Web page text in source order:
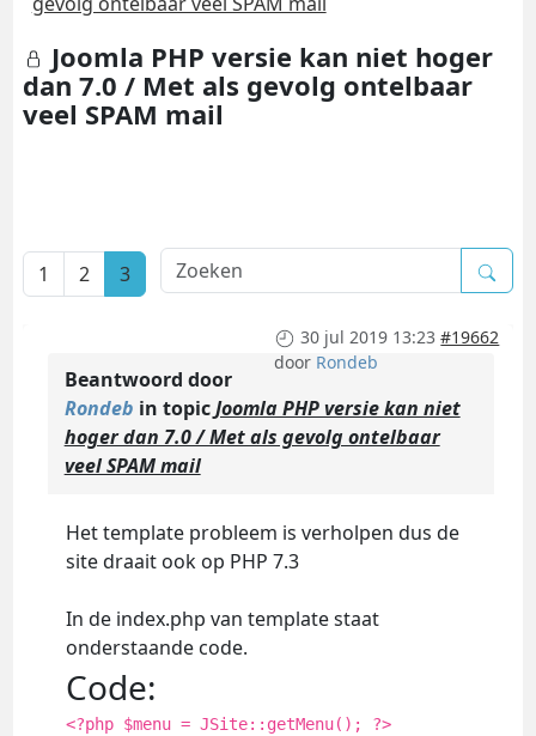
Joomla PHP versie kan niet hoger
dan 7.0 / Met als gevolg ontelbaar
veel SPAM mail
1 2 3
30 jul 2019 13:23 #19662
door Rondeb
Beantwoord door
Rondeb in topicJoomla PHP versie kan niet
hoger dan 7.0 / Met als gevolg ontelbaar
veel SPAM mail
Het template probleem is verholpen dus de
site draait ook op PHP 7.3
In de index.php van template staat
onderstaande code.
Code:
<?php $menu = JSite::getMenu(); ?>